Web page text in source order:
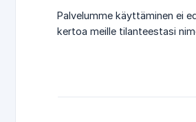
Palvelumme käyttäminen ei
kertoa meille tilanteestasi